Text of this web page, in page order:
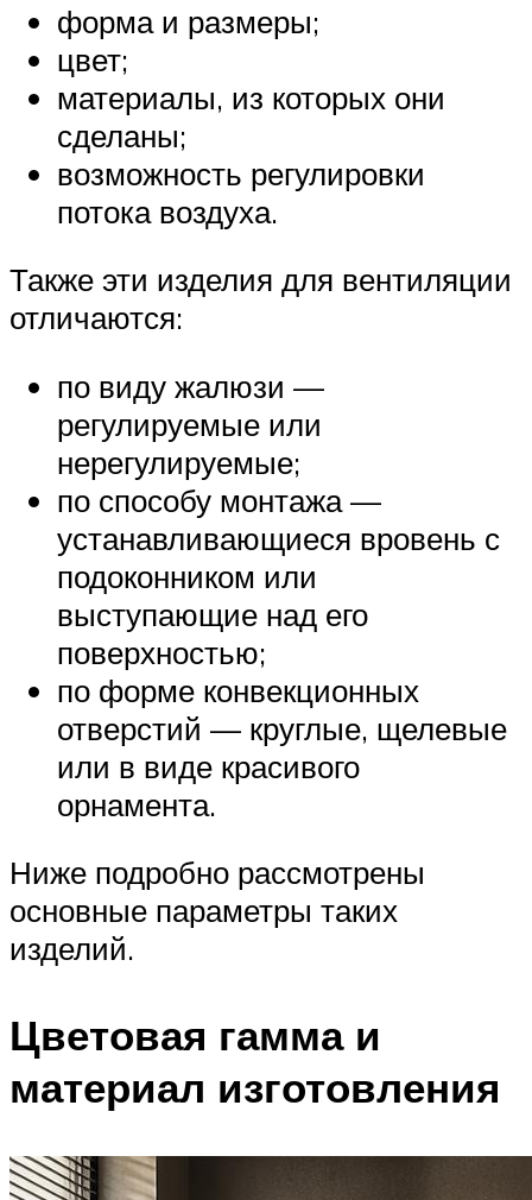
форма и размеры;
цвет;
материалы, из которых они
сделаны;
возможность регулировки
потока воздуха.
Также эти изделия для вентиляции
отличаются:
по виду жалюзи —
регулируемые или
нерегулируемые;
по способу монтажа —
устанавливающиеся вровень с
подоконником или
выступающие над его
поверхностью;
по форме конвекционных
отверстий — круглые, щелевые
или в виде красивого
орнамента.
Ниже подробно рассмотрены
основные параметры таких
изделий.
Цветовая гамма и
материал изготовления